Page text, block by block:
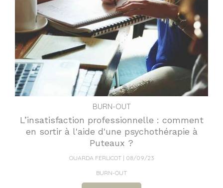
BURN-OUT
L’insatisfaction professionnelle : comment
en sortir à l'aide d'une psychothérapie à
Puteaux ?
OUARDA FERLICOT
08/09/23
BURN-OUT